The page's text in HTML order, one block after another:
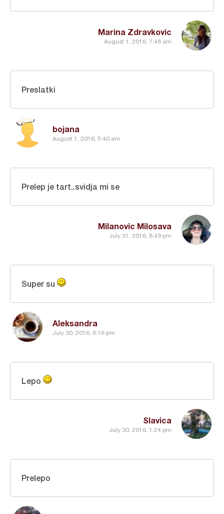
Marina Zdravkovic
August 1, 2016, 7:48 am
bojana
August 1, 2016, 5:40 am
Preslatki
Milanovic Milosava
July 31, 2016, 8:49 pm
Prelep je tart..svidja mi se
Aleksandra
July 30, 2016, 6:16 pm
Super su
Slavica
July 30, 2016, 1:24 pm
Lepo
Prelepo